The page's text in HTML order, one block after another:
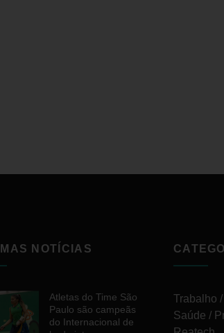
NOTÍCIAS
Atletas do Time São
Paulo são campeãs
do Internacional de
Trabalho
Saúde /